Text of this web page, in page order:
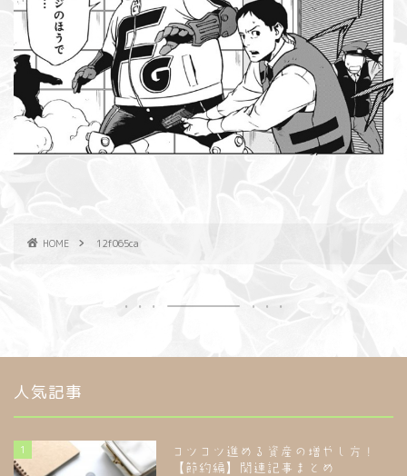
HOME 12f065ca
人気記事
1
コツコツ進める資産の増やし方！
【節約編】関連記事まとめ